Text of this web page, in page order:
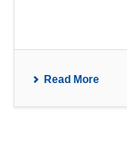
Read More